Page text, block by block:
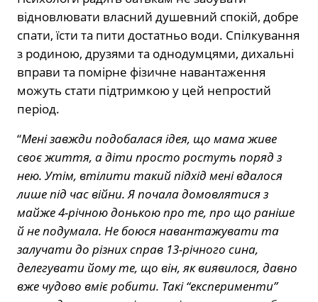
відновлювати власний душевний спокій, добре
спати, їсти та пити достатньо води. Спілкування
з родиною, друзями та однодумцями, дихальні
вправи та помірне фізичне навантаження
можуть стати підтримкою у цей непростий
період.
“Мені завжди подобалася ідея, що мама живе
своє життя, а діти просто ростуть поряд з
нею. Утім, втілити такий підхід мені вдалося
лише під час війни. Я почала домовлятися з
майже 4-річною донькою про те, про що раніше
й не подумала. Не боюся навантажувати та
залучати до різних справ 13-річного сина,
делегувати йому те, що він, як виявилося, давно
вже чудово вміє робити. Такі “експерименти”